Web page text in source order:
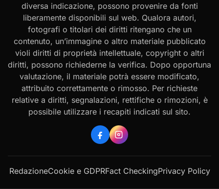
diversa indicazione, possono provenire da fonti
liberamente disponibili sul web. Qualora autori,
fotografi o titolari dei diritti ritengano che un
contenuto, un’immagine o altro materiale pubblicato
violi diritti di proprietà intellettuale, copyright o altri
diritti, possono richiederne la verifica. Dopo opportuna
valutazione, il materiale potrà essere modificato,
attribuito correttamente o rimosso. Per richieste
relative a diritti, segnalazioni, rettifiche o rimozioni, è
possibile utilizzare i recapiti indicati sul sito.
RedazioneCookie e GDPRFact CheckingPrivacy Policy